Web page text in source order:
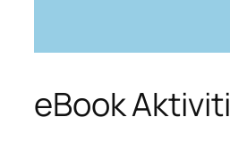
eBook Aktiviti